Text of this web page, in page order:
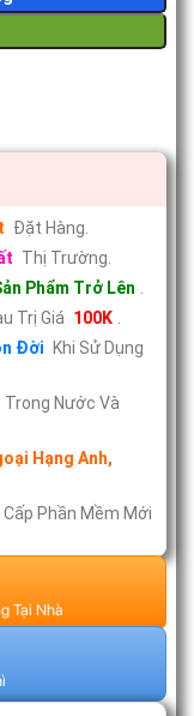
Đặt Hàng.
Thị Trường.
Phẩm Trở Lên
Trị Giá 100K
Đời
Khi Sử Dụng
Trong Nước Và
Hạng Anh,
Cấp Phần Mềm Mới
Tại Nhà